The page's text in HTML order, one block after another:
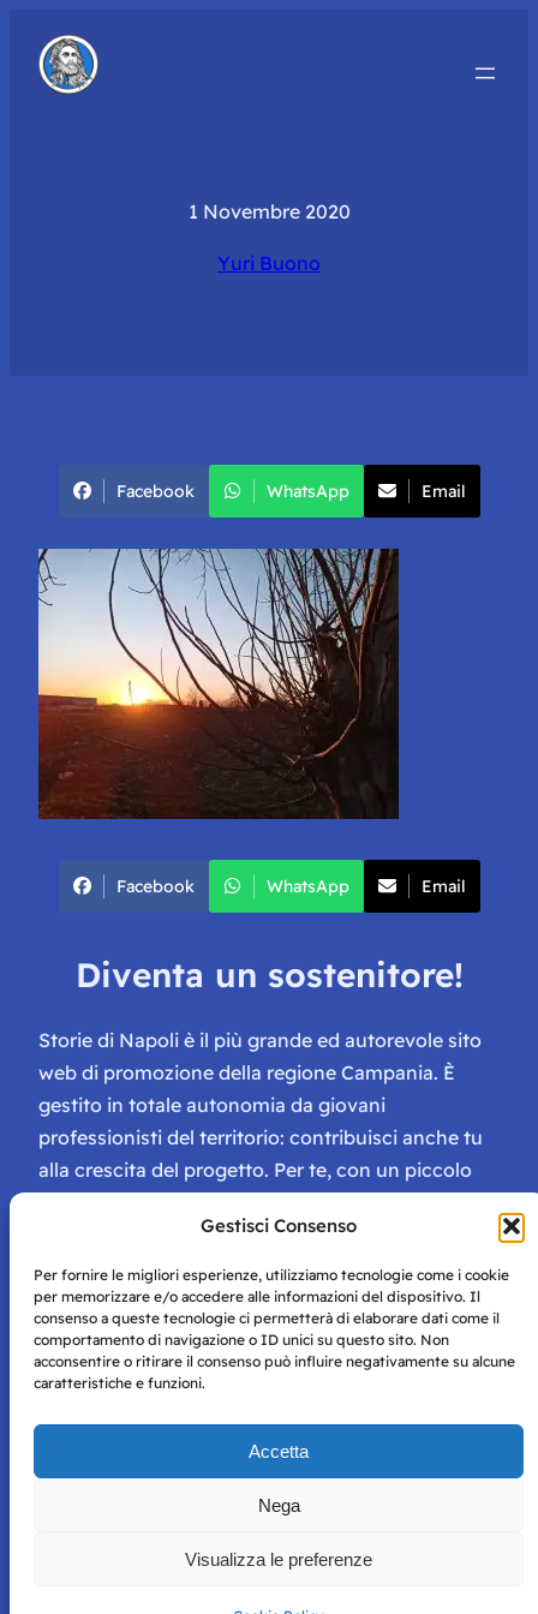
Gestisci Consenso
Per fornire le migliori esperienze, utilizziamo tecnologie come i cookie
per memorizzare e/o accedere alle informazioni del dispositivo. Il
consenso a queste tecnologie ci permetterà di elaborare dati come il
comportamento di navigazione o ID unici su questo sito. Non
acconsentire o ritirare il consenso può influire negativamente su alcune
caratteristiche e funzioni.
Accetta
Nega
Visualizza le preferenze
1 Novembre 2020
Yuri Buono
Facebook WhatsApp Email
Facebook WhatsApp Email
Diventa un sostenitore!
Storie di Napoli è il più grande ed autorevole sito
web di promozione della regione Campania. È
gestito in totale autonomia da giovani
professionisti del territorio: contribuisci anche tu
alla crescita del progetto. Per te, con un piccolo
tessera di Storie Campane, libri e magazine gratis
e inviti ad eventi esclusivi!
Storie di Napoli è una testata registrata presso il tribunale di
per mero scopo didattico e informativo.
perseguito secondo i termini di legge. Si nega l’utilizzo delle